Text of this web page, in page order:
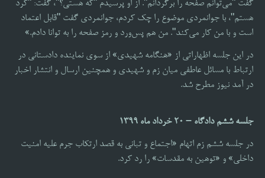
گفت "می‌توانم صفحه را برگردانم". از او پرسیدم "که هستی؟"، گفت: "کرد
هستم"، با جوانمردی موضوع را چک کردم، جوانمردی گفت "قابل اعتماد
است و با من کار می‌کند". من هم پس‌ورد و رمز صفحه را به توانا دادم.»
در این جلسه اظهاراتی از «هنگامه شهیدی» از سوی نماینده دادستانی در
ارتباط با مسائل عاطفی میان زم و شهیدی و همچنین ارسال و انتشار اخبار
در آمد نیوز مطرح شد.
جلسه ششم دادگاه – 20 خرداد ماه 1399
در جلسه ششم زم اتهام «اجتماع و تبانی به قصد ارتکاب جرم علیه امنیت
داخلی» و «توهین به مقدسات» را رد کرد.